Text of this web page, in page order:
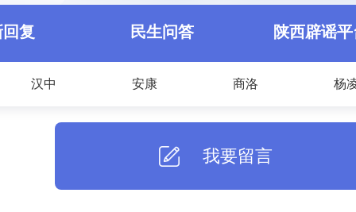
复 民生问答 陕西辟谣
汉中 安康 商洛 杨
我要留言